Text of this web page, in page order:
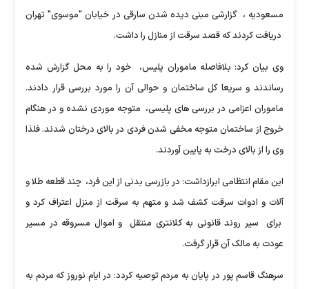
مسعودیه ، گزارشی مبنی دیده شدن سارقی در خیابان "موسوی" تهران
دریافت کردند که قصد سرقت از منازل را داشت.
وی بیان کرد: بلافاصله ماموران پلیس، خود را به محل گزارش شده
رساندند و سریعا کل ساختمان و حوالی آن را مورد بررسی قرار دادند.
ماموران اعزامی در بررسی های پلیسی، متوجه موردی نشده و در هنگام
خروج از ساختمان متوجه مخفی شدن فردی در بالای درختان شدند. فلذا
وی را از بالای درخت به پایین آوردند.
این مقام انتظامی ابرازداشت: در بازرسی بدنی از این فرد، چند قطعه طلا و
آلات و ادوات سرقت کشف شد و متهم به سرقت از منزل اعتراف کرد و
برای سیر روند قانونی به کلانتری منتقل و اموال مسروقه در مسیر
عودت به مالک آن قرار گرفت.
سرهنگ قاسم پور در پایان به مردم توصیه کردد: در ایام نوروز که مردم به